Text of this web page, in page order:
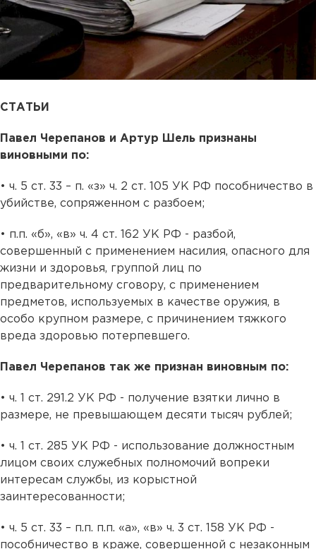
СТАТЬИ
Павел Черепанов и Артур Шель признаны
виновными по:
• ч. 5 ст. 33 – п. «з» ч. 2 ст. 105 УК РФ пособничество в
убийстве, сопряженном с разбоем;
• п.п. «б», «в» ч. 4 ст. 162 УК РФ - разбой,
совершенный с применением насилия, опасного для
жизни и здоровья, группой лиц по
предварительному сговору, с применением
предметов, используемых в качестве оружия, в
особо крупном размере, с причинением тяжкого
вреда здоровью потерпевшего.
Павел Черепанов так же признан виновным по:
• ч. 1 ст. 291.2 УК РФ - получение взятки лично в
размере, не превышающем десяти тысяч рублей;
• ч. 1 ст. 285 УК РФ - использование должностным
лицом своих служебных полномочий вопреки
интересам службы, из корыстной
заинтересованности;
• ч. 5 ст. 33 – п.п. п.п. «а», «в» ч. 3 ст. 158 УК РФ -
пособничество в краже, совершенной с незаконным